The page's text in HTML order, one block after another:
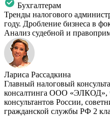
Бухгалтерам
Тренды налогового
году. Дробление бизнеса в
Анализ судебной и
Лариса Рассадкина
Главный налоговый
консалтинга ООО «ЭЛКОД»,
консультантов России,
гражданской службы РФ 2